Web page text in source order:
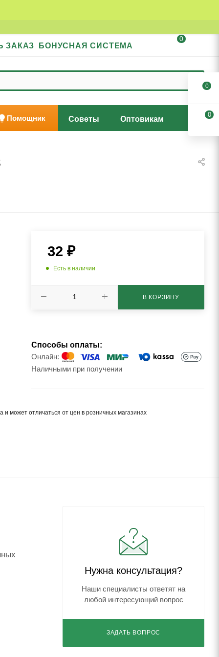
ЗАКАЗ БОНУСНАЯ СИСТЕМА
0
Помощник Советы Оптовикам
32 ₽
Есть в наличии
В КОРЗИНУ
Способы оплаты:
Онлайн:
Наличными при получении
и может отличаться от цен в розничных магазинах
Нужна консультация?
Наши специалисты ответят на
любой интересующий вопрос
ЗАДАТЬ ВОПРОС
0
0